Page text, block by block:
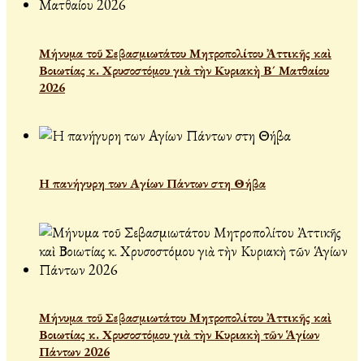
Μήνυμα τοῦ Σεβασμιωτάτου Μητροπολίτου Ἀττικῆς καὶ
Βοιωτίας κ. Χρυσοστόμου γιὰ τὴν Κυριακὴ Β´ Ματθαίου
2026
Η πανήγυρη των Αγίων Πάντων στη Θήβα
Μήνυμα τοῦ Σεβασμιωτάτου Μητροπολίτου Ἀττικῆς καὶ
Βοιωτίας κ. Χρυσοστόμου γιὰ τὴν Κυριακὴ τῶν Ἁγίων
Πάντων 2026